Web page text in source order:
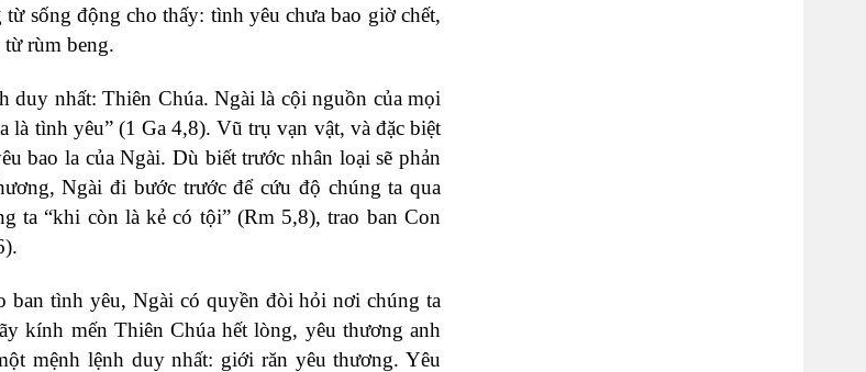
sống động cho thấy: tình yêu chưa bao giờ chết,
rùm beng.
duy nhất: Thiên Chúa. Ngài là cội nguồn của mọi
tình yêu” (1 Ga 4,8). Vũ trụ vạn vật, và đặc biệt
bao la của Ngài. Dù biết trước nhân loại sẽ phản
Ngài đi bước trước để cứu độ chúng ta qua
ta “khi còn là kẻ có tội” (Rm 5,8), trao ban Con
tình yêu, Ngài có quyền đòi hỏi nơi chúng ta
kính mến Thiên Chúa hết lòng, yêu thương anh
mệnh lệnh duy nhất: giới răn yêu thương. Yêu